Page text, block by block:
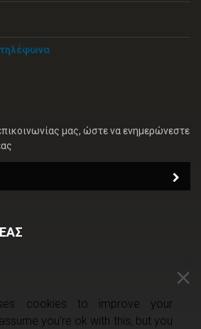
τηλέφωνα
μας, ώστε να ενημερώνεστε
cookies to improve your
you're ok with this, but you